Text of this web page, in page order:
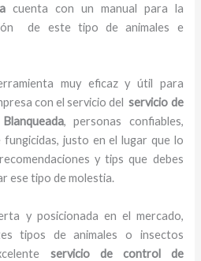
cuenta con un manual para la
de este tipo de animales e
muy eficaz y útil para
con el servicio delservicio de
, personas confiables,
justo en el lugar que lo
y tips que debes
ese tipo de molestia.
y posicionada en el mercado,
tipos de animales o insectos
servicio de control de